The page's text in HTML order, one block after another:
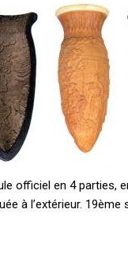
officiel en 4 parties,
à l’extérieur. 19ème